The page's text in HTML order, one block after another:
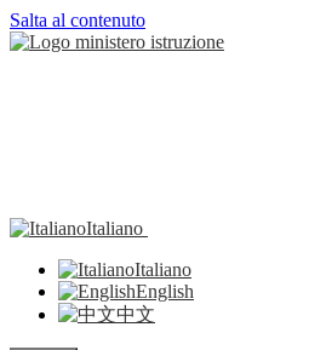
Salta al contenuto
Italiano
Italiano
English
中文